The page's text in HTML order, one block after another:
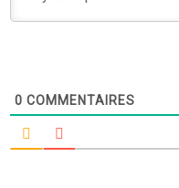
0 COMMENTAIRES